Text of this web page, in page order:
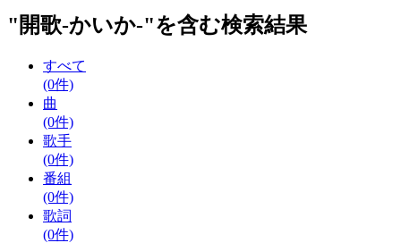
" 開歌-かいか-"を含む検索結果
すべて
(0件)
曲
(0件)
歌手
(0件)
番組
(0件)
歌詞
(0件)